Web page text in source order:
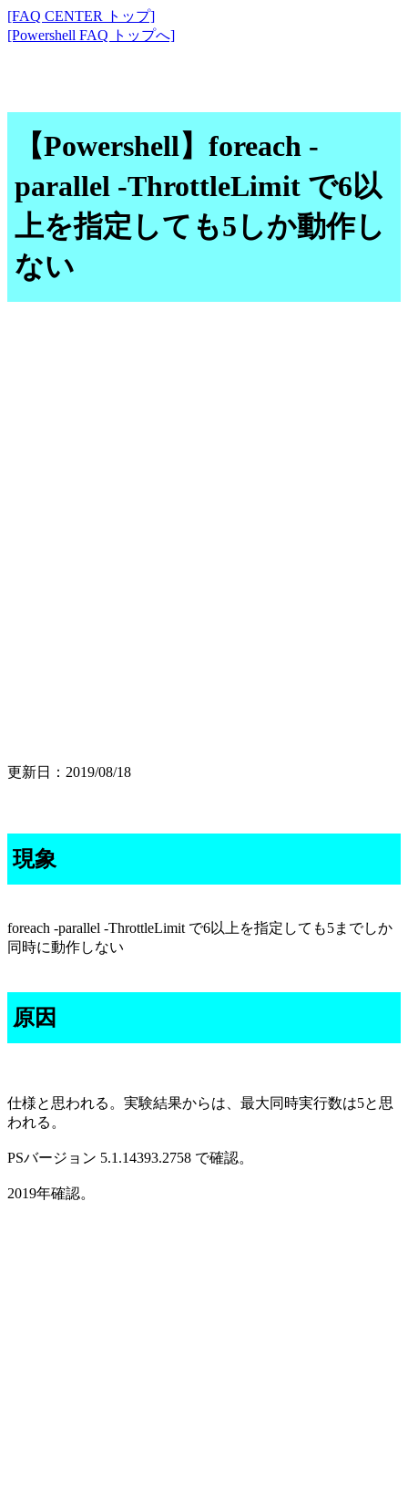
[FAQ CENTER トップ]
[Powershell FAQ トップへ]
【Powershell】foreach -
parallel -ThrottleLimit で6以
上を指定しても5しか動作し
ない
更新日：2019/08/18
現象
foreach -parallel -ThrottleLimit で6以上を指定しても5までしか
同時に動作しない
原因
仕様と思われる。実験結果からは、最大同時実行数は5と思
われる。
PSバージョン 5.1.14393.2758 で確認。
2019年確認。